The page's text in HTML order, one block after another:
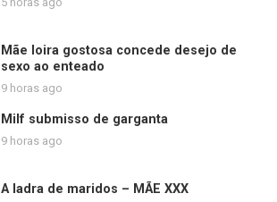
Mãe loira gostosa concede desejo de
sexo ao enteado
9 horas ago
Milf submisso de garganta
9 horas ago
A ladra de maridos – MÃE XXX